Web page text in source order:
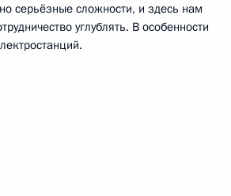
серьёзные сложности, и здесь нам
углублять. В особенности